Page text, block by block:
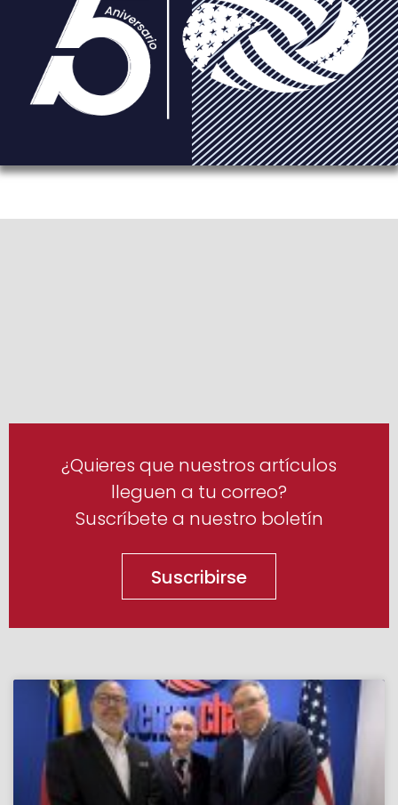
¿Quieres que nuestros artículos
lleguen a tu correo?
Suscríbete a nuestro boletín
Suscribirse